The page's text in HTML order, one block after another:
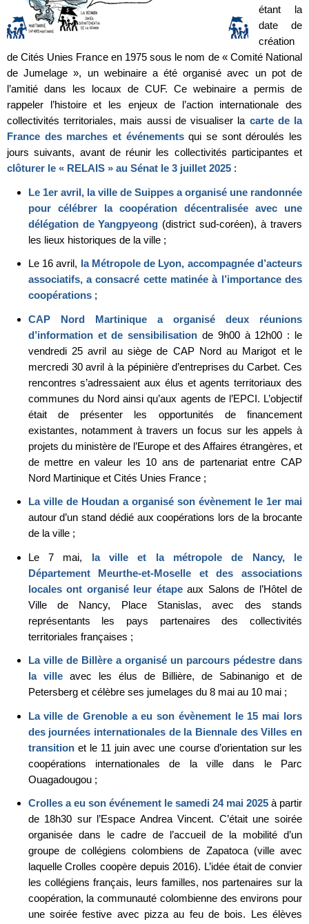
étant la
date de
création
de Cités Unies France en 1975 sous le nom de « Comité National
de Jumelage », un webinaire a été organisé avec un pot de
l’amitié dans les locaux de CUF. Ce webinaire a permis de
rappeler l’histoire et les enjeux de l’action internationale des
collectivités territoriales, mais aussi de visualiser la carte de la
France des marches et événementsqui se sont déroulés les
jours suivants, avant de réunir les collectivités participantes et
clôturer le « RELAIS » au Sénat le 3 juillet 2025 :
Le 1er avril, la ville de Suippes a organisé une randonnée
pour célébrer la coopération décentralisée avec une
délégation de Yangpyeong (district sud-coréen), à travers
les lieux historiques de la ville ;
Le 16 avril, la Métropole de Lyon, accompagnée d’acteurs
associatifs, a consacré cette matinée à l’importance des
coopérations;
CAP Nord Martinique a organisé deux réunions
d’information et de sensibilisation de 9h00 à 12h00 : le
vendredi 25 avril au siège de CAP Nord au Marigot et le
mercredi 30 avril à la pépinière d’entreprises du Carbet. Ces
rencontres s’adressaient aux élus et agents territoriaux des
communes du Nord ainsi qu’aux agents de l’EPCI. L’objectif
était de présenter les opportunités de financement
existantes, notamment à travers un focus sur les appels à
projets du ministère de l’Europe et des Affaires étrangères, et
de mettre en valeur les 10 ans de partenariat entre CAP
Nord Martinique et Cités Unies France ;
La ville de Houdan a organisé son évènement le 1er mai
autour d’un stand dédié aux coopérations lors de la brocante
de la ville ;
Le 7 mai, la ville et la métropole de Nancy, le
Département Meurthe-et-Moselle et des associations
locales ont organisé leur étapeaux Salons de l’Hôtel de
Ville de Nancy, Place Stanislas, avec des stands
représentants les pays partenaires des collectivités
territoriales françaises ;
La ville de Billère a organisé un parcours pédestre dans
la villeavec les élus de Billière, de Sabinanigo et de
Petersberg et célèbre ses jumelages du 8 mai au 10 mai ;
La ville de Grenoble a eu son évènement le 15 mai lors
des journées internationales de la Biennale des Villes en
transitionet le 11 juin avec une course d’orientation sur les
coopérations internationales de la ville dans le Parc
Ouagadougou ;
Crolles a eu son événement le samedi 24 mai 2025à partir
de 18h30 sur l’Espace Andrea Vincent. C’était une soirée
organisée dans le cadre de l’accueil de la mobilité d’un
groupe de collégiens colombiens de Zapatoca (ville avec
laquelle Crolles coopère depuis 2016). L’idée était de convier
les collégiens français, leurs familles, nos partenaires sur la
coopération, la communauté colombienne des environs pour
une soirée festive avec pizza au feu de bois. Les élèves